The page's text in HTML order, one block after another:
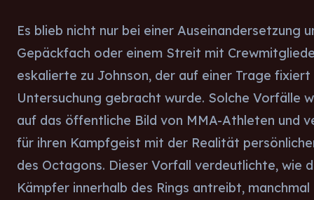
Es blieb nicht nur bei einer Auseinandersetzung
Gepäckfach oder einem Streit mit
eskalierte zu Johnson, der auf einer Trage fixiert
Untersuchung gebracht wurde. Solche Vorfälle
auf das öffentliche Bild von MMA-Athleten und
für ihren Kampfgeist mit der Realität
des Octagons. Dieser Vorfall verdeutlichte, wie
Kämpfer innerhalb des Rings antreibt,